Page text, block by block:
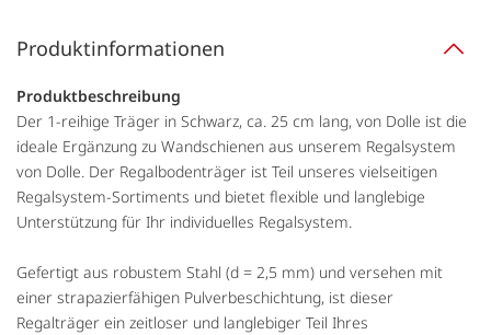
Produktinformationen
Produktbeschreibung
Der 1-reihige Träger in Schwarz, ca. 25 cm lang, von Dolle ist die
ideale Ergänzung zu Wandschienen aus unserem Regalsystem
von Dolle. Der Regalbodenträger ist Teil unseres vielseitigen
Regalsystem-Sortiments und bietet flexible und langlebige
Unterstützung für Ihr individuelles Regalsystem.
Gefertigt aus robustem Stahl (d = 2,5 mm) und versehen mit
einer strapazierfähigen Pulverbeschichtung, ist dieser
Regalträger ein zeitloser und langlebiger Teil Ihres